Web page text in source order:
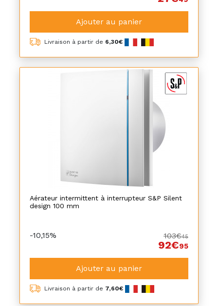
Ajouter au panier
Livraison à partir de 6,30€
Aérateur intermittent à interrupteur S&P Silent
design 100 mm
-10,15% 103€45
92€95
Ajouter au panier
Livraison à partir de 7,60€